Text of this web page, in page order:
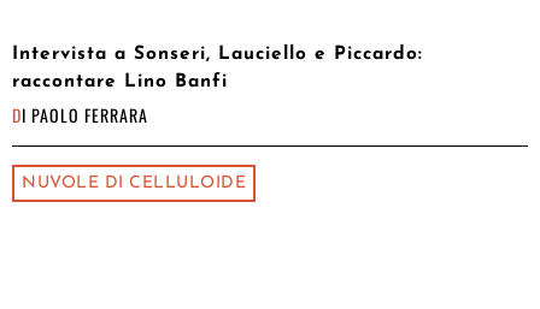
Intervista a Sonseri, Lauciello e Piccardo:
raccontare Lino Banfi
DI PAOLO FERRARA
NUVOLE DI CELLULOIDE